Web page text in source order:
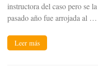
instructora del caso pero se
pasado año fue arrojada al …
Leer más